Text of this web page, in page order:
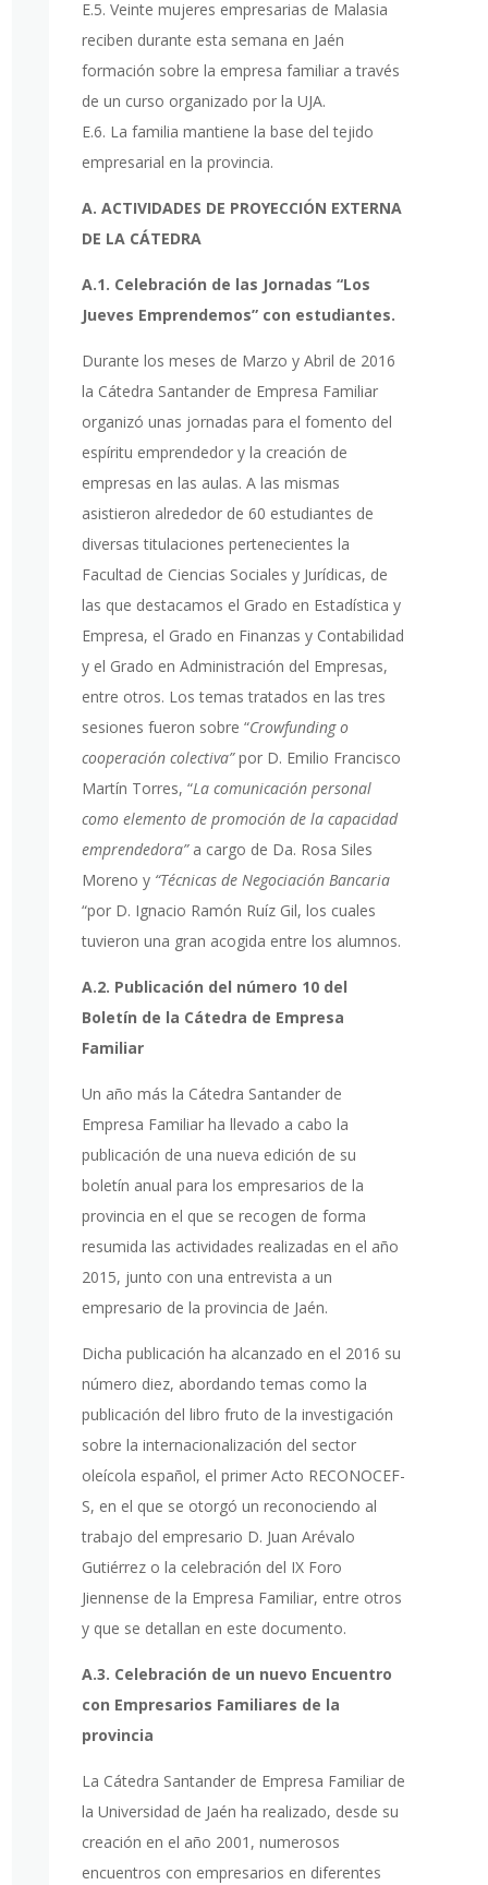
E.5. Veinte mujeres empresarias de Malasia
reciben durante esta semana en Jaén
formación sobre la empresa familiar a través
de un curso organizado por la UJA.
E.6. La familia mantiene la base del tejido
empresarial en la provincia.
A. ACTIVIDADES DE PROYECCIÓN EXTERNA
DE LA CÁTEDRA
A.1. Celebración de las Jornadas “Los
Jueves Emprendemos” con estudiantes.
Durante los meses de Marzo y Abril de 2016
la Cátedra Santander de Empresa Familiar
organizó unas jornadas para el fomento del
espíritu emprendedor y la creación de
empresas en las aulas. A las mismas
asistieron alrededor de 60 estudiantes de
diversas titulaciones pertenecientes la
Facultad de Ciencias Sociales y Jurídicas, de
las que destacamos el Grado en Estadística y
Empresa, el Grado en Finanzas y Contabilidad
y el Grado en Administración del Empresas,
entre otros. Los temas tratados en las tres
sesiones fueron sobre “Crowfunding o
cooperación colectiva”por D. Emilio Francisco
Martín Torres, “La comunicación personal
como elemento de promoción de la capacidad
emprendedora” a cargo de Da. Rosa Siles
Moreno y “Técnicas de Negociación Bancaria
“por D. Ignacio Ramón Ruíz Gil, los cuales
tuvieron una gran acogida entre los alumnos.
A.2. Publicación del número 10 del
Boletín de la Cátedra de Empresa
Familiar
Un año más la Cátedra Santander de
Empresa Familiar ha llevado a cabo la
publicación de una nueva edición de su
boletín anual para los empresarios de la
provincia en el que se recogen de forma
resumida las actividades realizadas en el año
2015, junto con una entrevista a un
empresario de la provincia de Jaén.
Dicha publicación ha alcanzado en el 2016 su
número diez, abordando temas como la
publicación del libro fruto de la investigación
sobre la internacionalización del sector
oleícola español, el primer Acto RECONOCEF-
S, en el que se otorgó un reconociendo al
trabajo del empresario D. Juan Arévalo
Gutiérrez o la celebración del IX Foro
Jiennense de la Empresa Familiar, entre otros
y que se detallan en este documento.
A.3. Celebración de un nuevo Encuentro
con Empresarios Familiares de la
provincia
La Cátedra Santander de Empresa Familiar de
la Universidad de Jaén ha realizado, desde su
creación en el año 2001, numerosos
encuentros con empresarios en diferentes